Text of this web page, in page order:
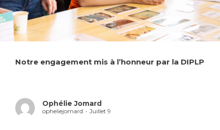
Notre engagement mis à l’honneur par la DIPLP
Ophélie Jomard
opheliejomard Juillet 9